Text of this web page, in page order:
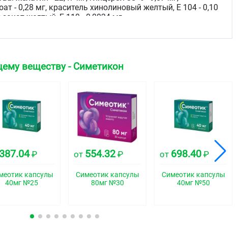
- 0,28 мг, краситель хинолиновый желтый, Е 104 - 0,10
желтый, Е 110 - 0,0024 мг.
группа
действие
снижать поверхностное натяжение на границе сред
веществу - Симетикон
387.04₽
капсулы
40мг №25
от 554.32₽
Симеотик капсулы
80мг №30
от 698.40 ₽
Симеотик капсулы
40мг №50